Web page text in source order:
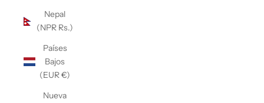
Nepal
(NPR Rs.)
Países
Bajos
(EUR €)
Nueva